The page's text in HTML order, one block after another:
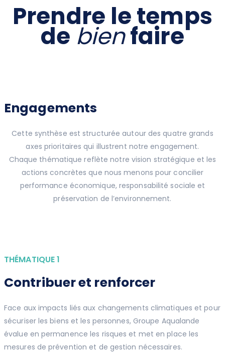
Prendre le temps
de bienfaire
Engagements
Cette synthèse est structurée autour des quatre grands
axes prioritaires qui illustrent notre engagement.
Chaque thématique reflète notre vision stratégique et les
actions concrètes que nous menons pour concilier
performance économique, responsabilité sociale et
préservation de l’environnement.
THÉMATIQUE 1
Contribuer et renforcer
Face aux impacts liés aux changements climatiques et pour
sécuriser les biens et les personnes, Groupe Aqualande
évalue en permanence les risques et met en place les
mesures de prévention et de gestion nécessaires.